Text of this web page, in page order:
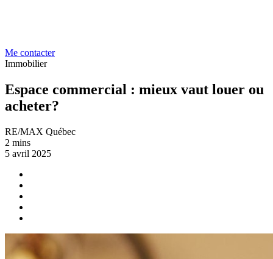
Me contacter
Immobilier
Espace commercial : mieux vaut louer ou
acheter?
RE/MAX Québec
2 mins
5 avril 2025